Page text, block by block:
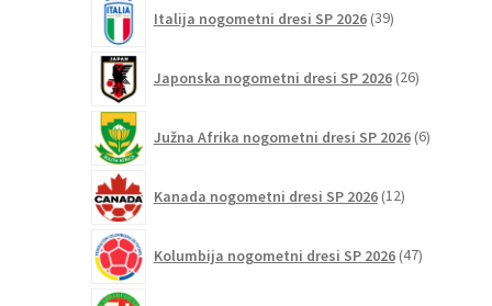
Italija nogometni dresi SP 2026 39izdelkov
Japonska nogometni dresi SP 2026 26izdelkov
Južna Afrika nogometni dresi SP 2026 6izdelkov
Kanada nogometni dresi SP 2026 12izdelkov
Kolumbija nogometni dresi SP 2026 47izdelkov